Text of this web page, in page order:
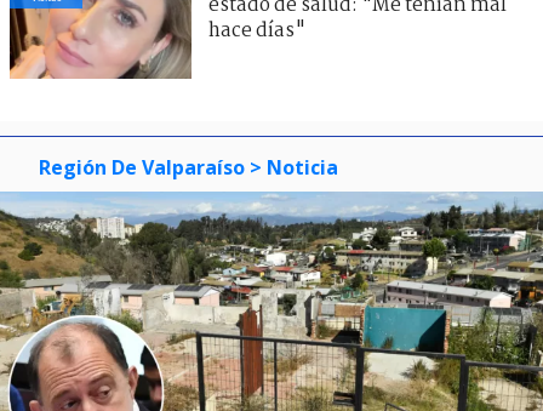
hace días"
Región De Valparaíso > Noticia